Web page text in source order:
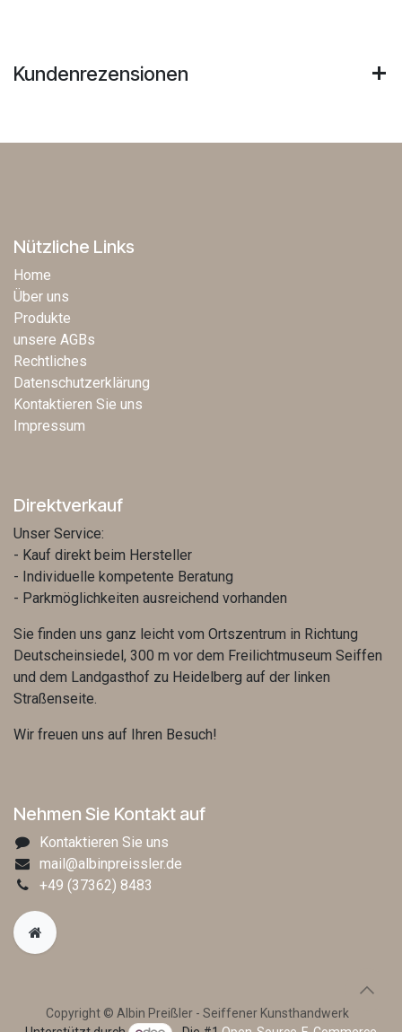
Kundenrezensionen
Nützliche Links
Home
Über uns
Produkte
unsere AGBs
Rechtliches
Datenschutzerklärung
Kontaktieren Sie uns
Impressum
Direktverkauf
Unser Service:
- Kauf direkt beim Hersteller
- Individuelle kompetente Beratung
- Parkmöglichkeiten ausreichend vorhanden
Sie finden uns ganz leicht vom Ortszentrum in Richtung
Deutscheinsiedel, 300 m vor dem Freilichtmuseum Seiffen
und dem Landgasthof zu Heidelberg auf der linken
Straßenseite.
Wir freuen uns auf Ihren Besuch!
Nehmen Sie Kontakt auf
Kontaktieren Sie uns
mail@albinpreissler.de
+49 (37362) 8483
Copyright © Albin Preißler - Seiffener Kunsthandwerk